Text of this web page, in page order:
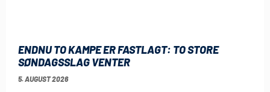
ENDNU TO KAMPE ER FASTLAGT: TO STORE
SØNDAGSSLAG VENTER
5. AUGUST 2026